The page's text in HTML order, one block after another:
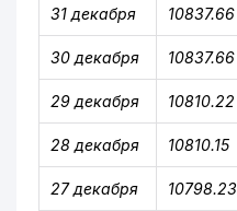
31 декабря 10837.66
30 декабря 10837.66
29 декабря 10810.22
28 декабря 10810.15
27 декабря 10798.23